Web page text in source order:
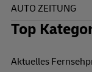
AUTO ZEITUNG
Top
Aktuelles